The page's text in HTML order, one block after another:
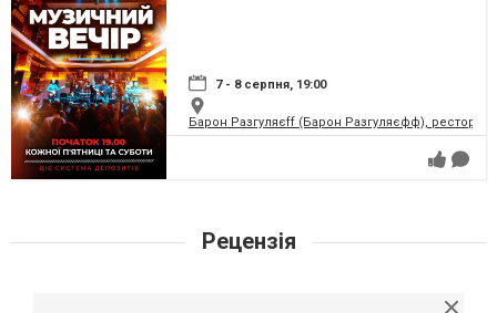
7 - 8 серпня, 19:00
Барон Разгуляєff (Барон Разгуляєфф),
Рецензія